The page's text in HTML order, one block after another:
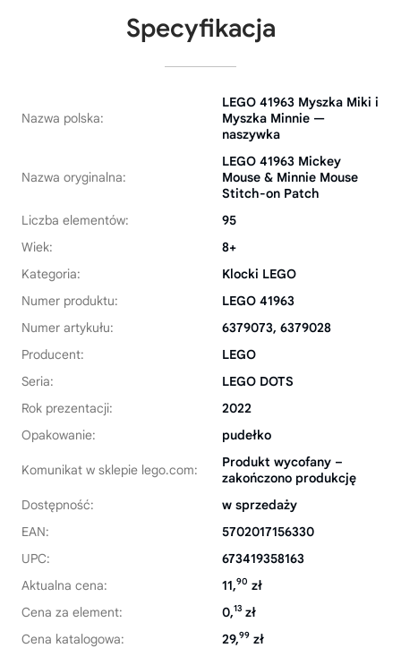
Specyfikacja
Nazwa polska:
LEGO 41963 Myszka Miki i
Myszka Minnie —
naszywka
Nazwa oryginalna:
LEGO 41963 Mickey
Mouse & Minnie Mouse
Stitch-on Patch
Liczba elementów:
95
Wiek:
8+
Kategoria:
Klocki LEGO
Numer produktu:
LEGO 41963
Numer artykułu:
6379073, 6379028
Producent:
LEGO
Seria:
LEGO DOTS
Rok prezentacji:
2022
Opakowanie:
pudełko
Komunikat w sklepie lego.com:
Produkt wycofany –
zakończono produkcję
Dostępność:
w sprzedaży
EAN:
5702017156330
UPC:
673419358163
Aktualna cena:
11,90 zł
Cena za element:
0,13 zł
Cena katalogowa:
29,99 zł